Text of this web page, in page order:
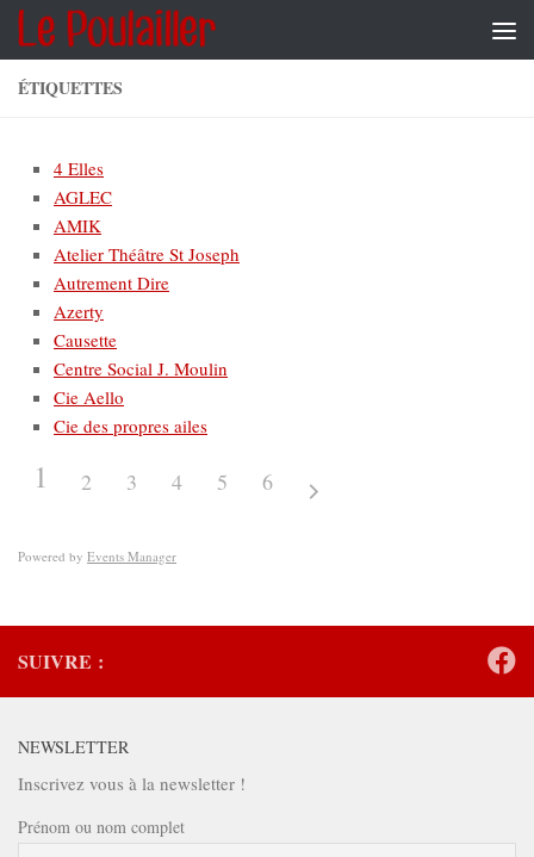
Skip to content
ÉTIQUETTES
4 Elles
AGLEC
AMIK
Atelier Théâtre St Joseph
Autrement Dire
Azerty
Causette
Centre Social J. Moulin
Cie Aello
Cie des propres ailes
1 2 3 4 5 6
Powered by Events Manager
SUIVRE :
NEWSLETTER
Inscrivez vous à la newsletter !
Prénom ou nom complet